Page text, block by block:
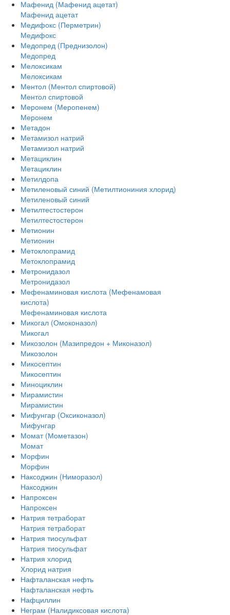
Мафенид (Мафенид ацетат)
Мафенид ацетат
Медифокс (Перметрин)
Медифокс
Медопред (Преднизолон)
Медопред
Мелоксикам
Мелоксикам
Ментол (Ментол спиртовой)
Ментол спиртовой
Меронем (Меропенем)
Меронем
Метадон
Метамизол натрий
Метамизол натрий
Метациклин
Метациклин
Метилдопа
Метиленовый синий (Метилтиониния хлорид)
Метиленовый синий
Метилтестостерон
Метилтестостерон
Метионин
Метионин
Метоклопрамид
Метоклопрамид
Метронидазол
Метронидазол
Мефенаминовая кислота (Мефенамовая
кислота)
Мефенаминовая кислота
Микогал (Омоконазол)
Микогал
Микозолон (Мазипредон + Миконазол)
Микозолон
Микосептин
Микосептин
Миноциклин
Мирамистин
Мирамистин
Мифунгар (Оксиконазол)
Мифунгар
Момат (Мометазон)
Момат
Морфин
Морфин
Наксоджин (Ниморазол)
Наксоджин
Напроксен
Напроксен
Натрия тетраборат
Натрия тетраборат
Натрия тиосульфат
Натрия тиосульфат
Натрия хлорид
Хлорид натрия
Нафталанская нефть
Нафталанская нефть
Нафциллин
Неграм (Налидиксовая кислота)